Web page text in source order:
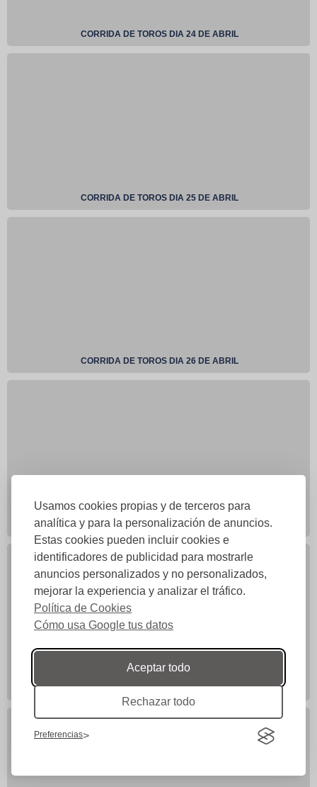
Usamos cookies propias y de terceros para
analítica y para la personalización de anuncios.
Estas cookies pueden incluir cookies e
identificadores de publicidad para mostrarle
anuncios personalizados y no personalizados,
mejorar la experiencia y analizar el tráfico.
Política de Cookies
Cómo usa Google tus datos
Aceptar todo
Rechazar todo
Preferencias
CORRIDA DE TOROS DIA 24 DE ABRIL
CORRIDA DE TOROS DIA 25 DE ABRIL
CORRIDA DE TOROS DIA 26 DE ABRIL
CORRIDA DE TOROS DIA 5 DE ABRIL
Cristian Restrepo